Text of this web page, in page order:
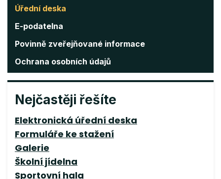
Úřední deska
E-podatelna
Povinně zveřejňované informace
Ochrana osobních údajů
Nejčastěji řešíte
Elektronická úřední deska
Formuláře ke stažení
Galerie
Školní jídelna
Sportovní hala